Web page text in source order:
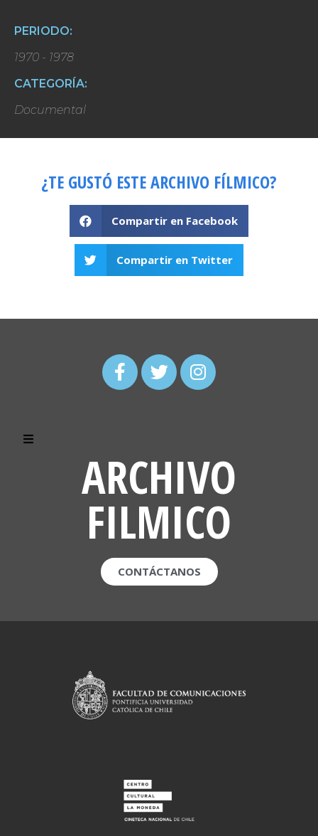
PERIODO:
1970 - 1978
CATEGORÍA:
Documental
¿TE GUSTÓ ESTE ARCHIVO FÍLMICO?
Compartir en Facebook
Compartir en Twitter
ARCHIVO
FILMICO
CONTÁCTANOS